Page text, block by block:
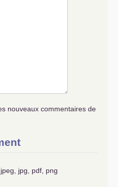
nouveaux commentaires de
jpg, pdf, png